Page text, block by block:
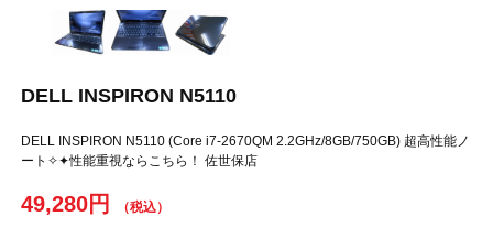
DELL INSPIRON N5110
DELL INSPIRON N5110 (Core i7-2670QM 2.2GHz/8GB/750GB) 超高性能ノ
ート✧✦性能重視ならこちら！ 佐世保店
49,280円